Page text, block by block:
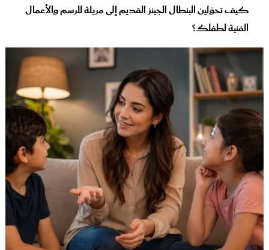
كيف تحوّلين البنطال الجينز القديم إلى مريلة للرسم والأعمال
الفنية لطفلك؟